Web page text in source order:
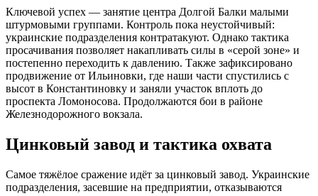
Ключевой успех — занятие центра Долгой Балки малыми
штурмовыми группами. Контроль пока неустойчивый:
украинские подразделения контратакуют. Однако тактика
просачивания позволяет накапливать силы в «серой зоне» и
постепенно переходить к давлению. Также зафиксировано
продвижение от Ильиновки, где наши части спустились с
высот в Константиновку и заняли участок вплоть до
проспекта Ломоносова. Продолжаются бои в районе
Железнодорожного вокзала.
Цинковый завод и тактика охвата
Самое тяжёлое сражение идёт за цинковый завод. Украинские
подразделения, засевшие на предприятии, отказываются